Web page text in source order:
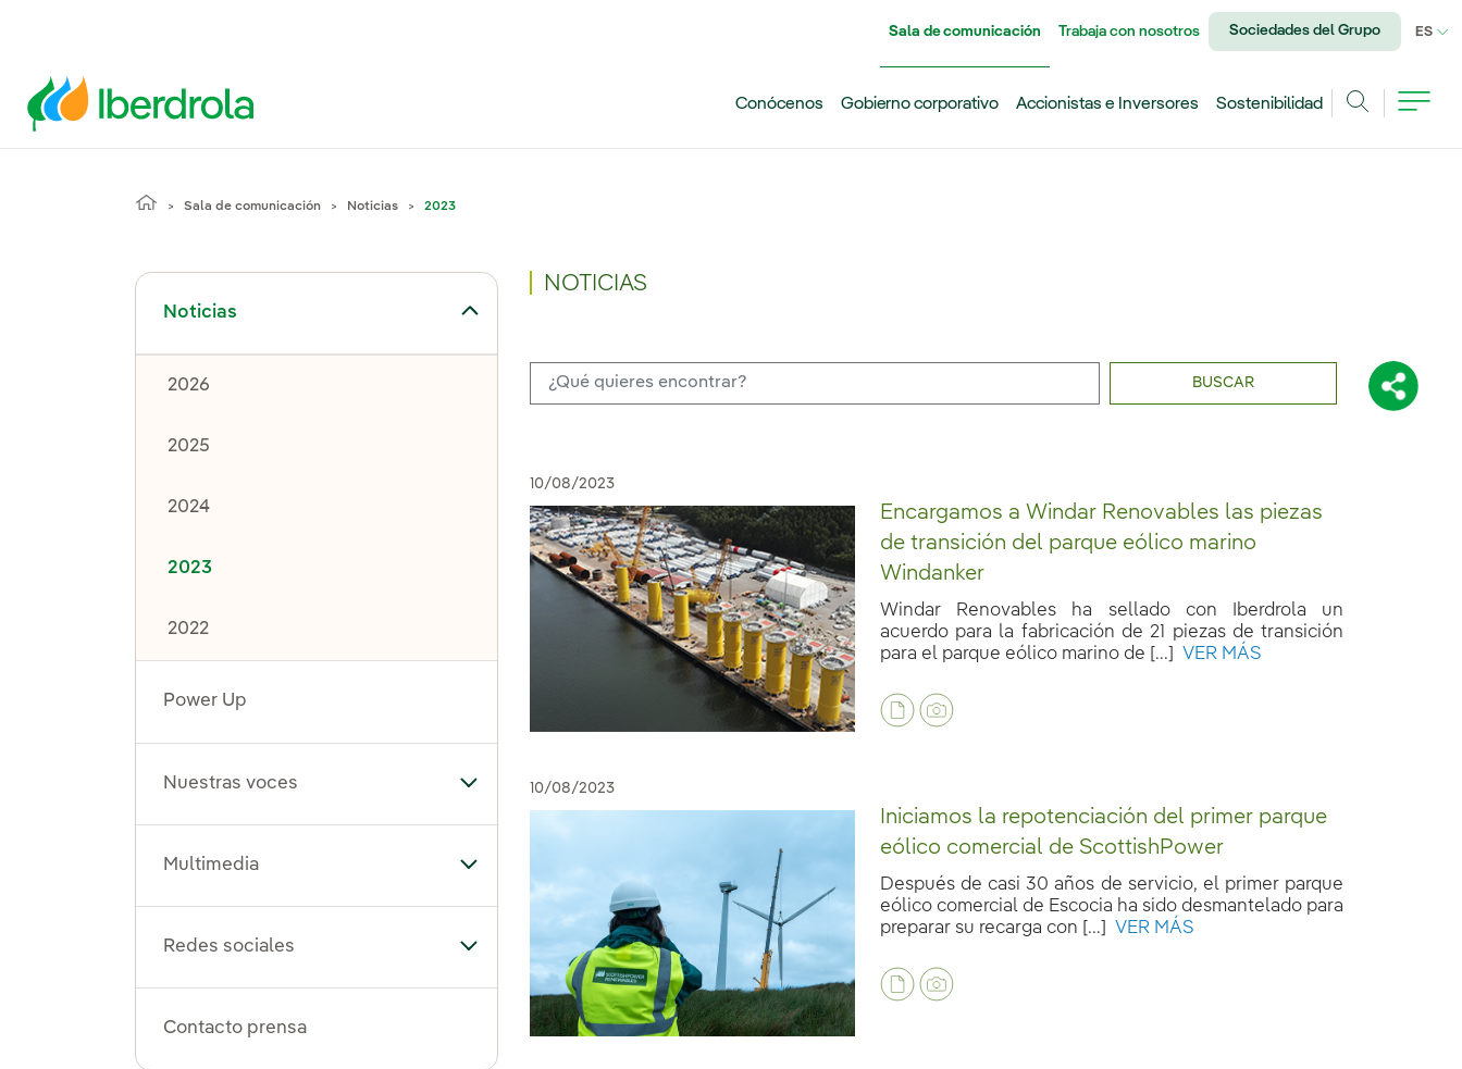
Sala de comunicación Trabaja con nosotros Sociedades del Grupo ES
Conócenos Gobierno corporativo Accionistas e Inversores
Sostenibilidad
Sala de comunicación Noticias 2023
Noticias
Alternar el submenú para Noticias
2026
2025
2024
2023
2022
Power Up
Nuestras voces Alternar el submenú para Nuestras voces
Multimedia Alternar el submenú para Multimedia
Redes sociales Alternar el submenú para Redes sociales
Contacto prensa
NOTICIAS
BUSCAR
10/08/2023
Encargamos a Windar Renovables las piezas
de transición del parque eólico marino
Windanker
Windar Renovables ha sellado con Iberdrola un
acuerdo para la fabricación de 21 piezas de transición
para el parque eólico marino de [...]
VER MÁS
10/08/2023
Iniciamos la repotenciación del primer parque
eólico comercial de ScottishPower
Después de casi 30 años de servicio, el primer parque
eólico comercial de Escocia ha sido desmantelado para
preparar su recarga con [...]
VER MÁS